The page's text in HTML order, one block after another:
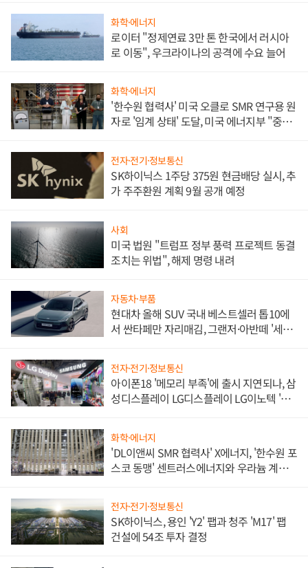
화학·에너지
로이터 "정제연료 3만 톤 한국에서 러시아
로 이동", 우크라이나의 공격에 수요 늘어
화학·에너지
'한수원 협력사' 미국 오클로 SMR 연구용 원
자로 '임계 상태' 도달, 미국 에너지부 "중요
전자·전기·정보통신
SK하이닉스 1주당 375원 현금배당 실시, 추
가 주주환원 계획 9월 공개 예정
사회
미국 법원 "트럼프 정부 풍력 프로젝트 동결
조치는 위법", 해제 명령 내려
자동차·부품
현대차 올해 SUV 국내 베스트셀러 톱10에
서 싼타페만 자리매김, 그랜저·아반떼 '세단
전자·전기·정보통신
아이폰18 '메모리 부족'에 출시 지연되나, 삼
성디스플레이 LG디스플레이 LG이노텍 '탈
화학·에너지
'DL이앤씨 SMR 협력사' X에너지, '한수원 포
스코 동맹' 센트러스에너지와 우라늄 계약
전자·전기·정보통신
SK하이닉스, 용인 'Y2' 팹과 청주 'M17' 팹
건설에 54조 투자 결정